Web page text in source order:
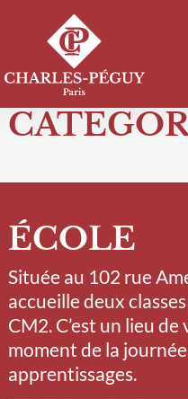
ÉCOLE
Située au 102 rue
accueille deux
CM2. C’est un lieu
moment de la
apprentissages.